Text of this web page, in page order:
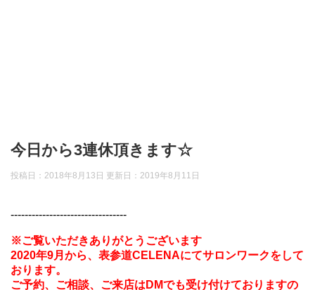
今日から3連休頂きます☆
投稿日：2018年8月13日 更新日： 2019年8月11日
---------------------------------
※ご覧いただきありがとうございます
2020年9月から、表参道CELENAにてサロンワークをして
おります。
ご予約、ご相談、ご来店はDMでも受け付けておりますの